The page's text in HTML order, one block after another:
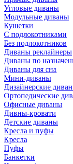
Угловые диваны
Модульные диваны
Кушетки
С подлокотниками
Без подлокотников
Диваны реклайнеры
Диваны по
Диваны для сна
Мини-диваны
Дизайнерские
Ортопедические
Офисные диваны
Дивны-кровати
Детские диваны
Кресла и пуфы
Кресла
Пуфы
Банкетки